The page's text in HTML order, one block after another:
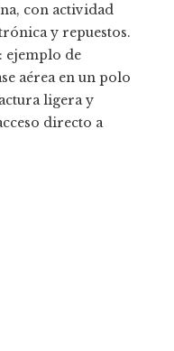
con actividad
y repuestos.
: ejemplo de
aérea en un polo
ligera y
directo a